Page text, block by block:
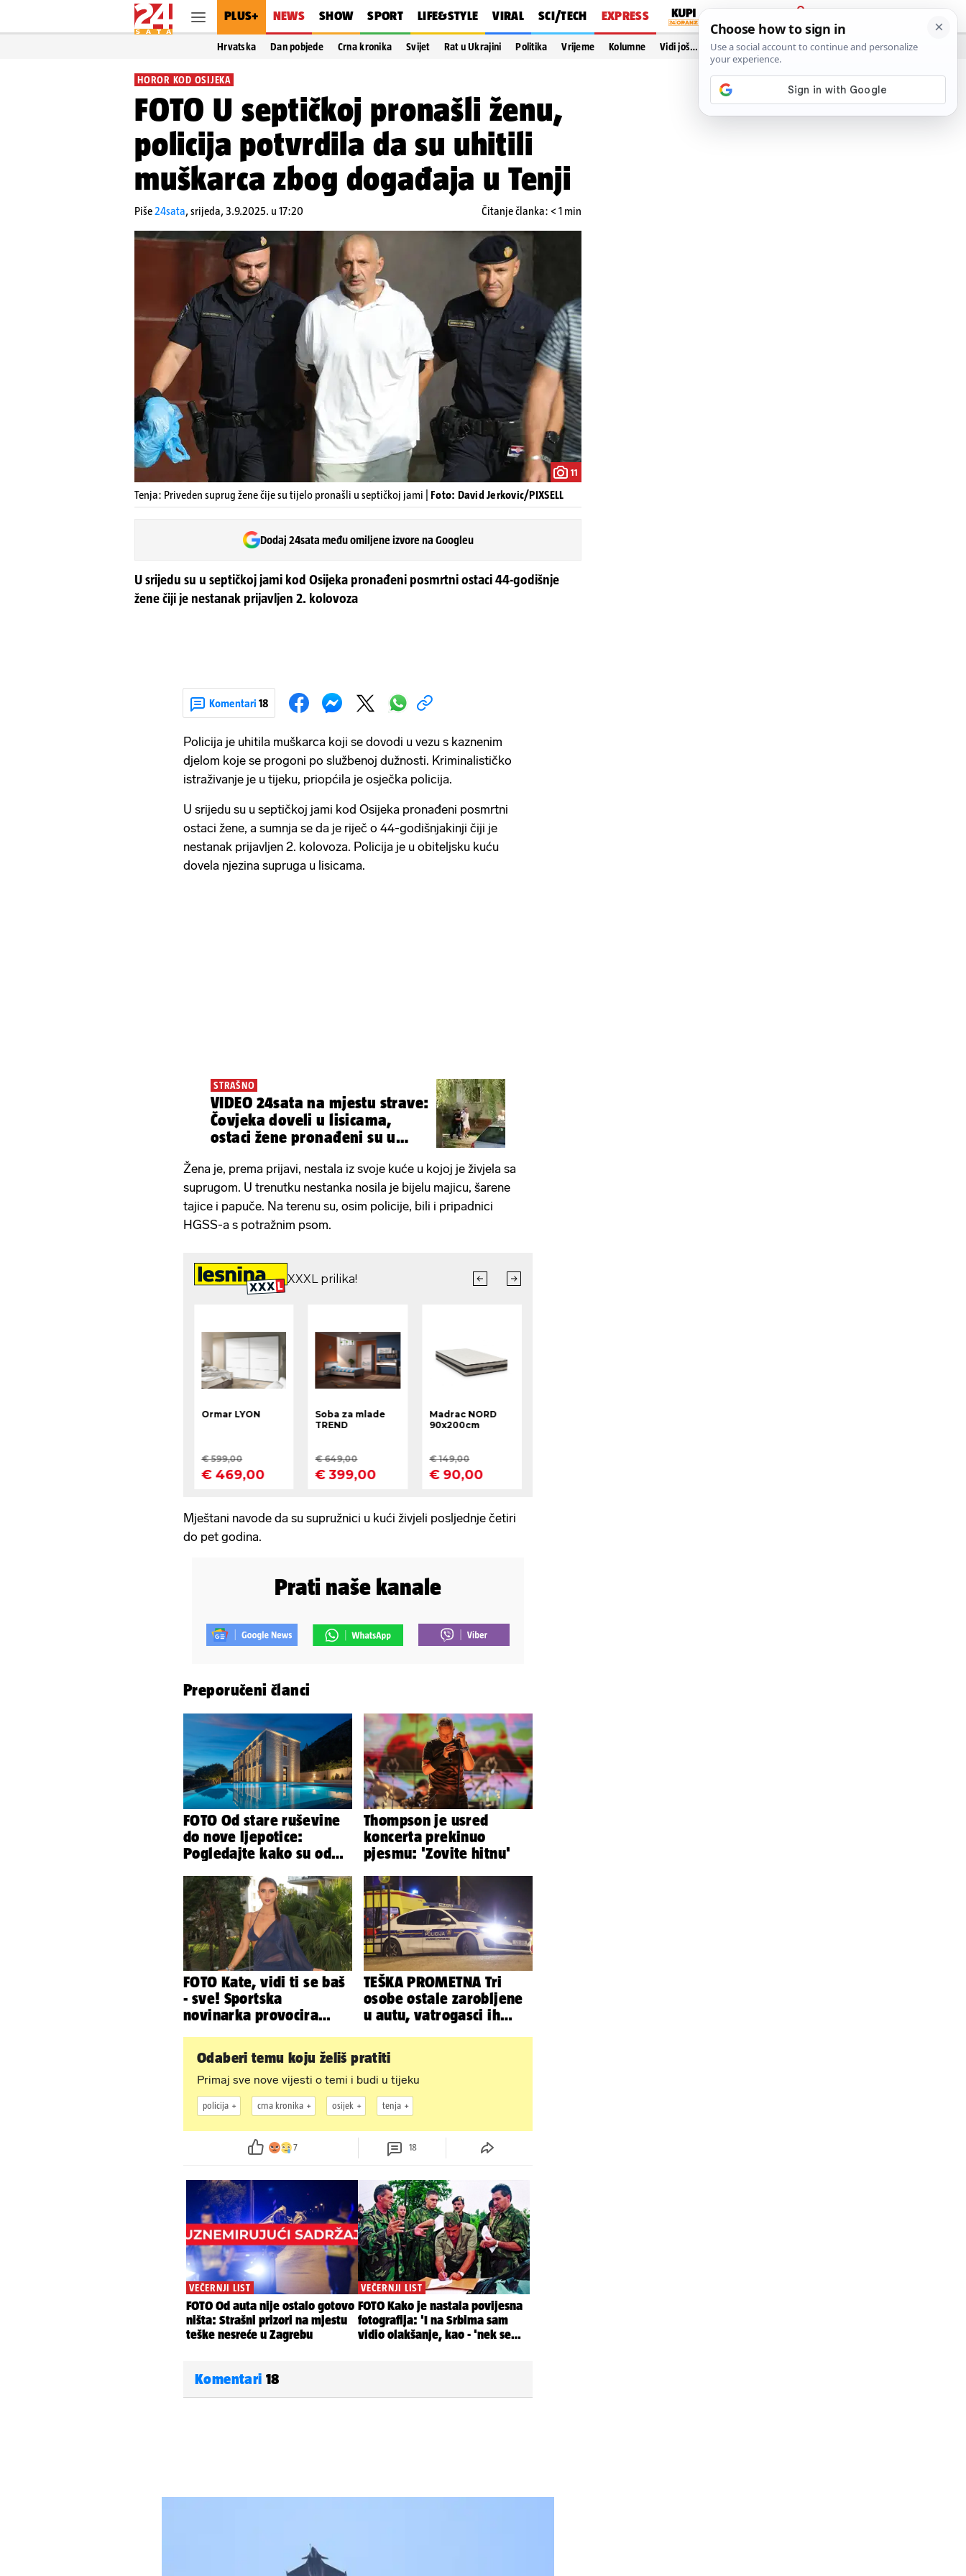
PLUS+ NEWS SHOW SPORT LIFE&STYLE VIRAL SCI/TECH EXPRESS
PRIJAVA
Hrvatska Dan pobjede Crna kronika Svijet Rat u Ukrajini Politika Vrijeme Kolumne Vidi još…
HOROR KOD OSIJEKA
FOTO U septičkoj pronašli ženu,
policija potvrdila da su uhitili
muškarca zbog događaja u Tenji
Piše24sata,srijeda, 3.9.2025. u 17:20 Čitanje članka: < 1 min
11
Tenja: Priveden suprug žene čije su tijelo pronašli u septičkoj jami | Foto: David Jerkovic/PIXSELL
Dodaj 24sata među omiljene izvore na Googleu
U srijedu su u septičkoj jami kod Osijeka pronađeni posmrtni ostaci 44-godišnje
žene čiji je nestanak prijavljen 2. kolovoza
Komentari 18
Policija je uhitila muškarca koji se dovodi u vezu s kaznenim
djelom koje se progoni po službenoj dužnosti. Kriminalističko
istraživanje je u tijeku, priopćila je osječka policija.
U srijedu su u septičkoj jami kod Osijeka pronađeni posmrtni
ostaci žene, a sumnja se da je riječ o 44-godišnjakinji čiji je
nestanak prijavljen 2. kolovoza. Policija je u obiteljsku kuću
dovela njezina supruga u lisicama.
STRAŠNO
VIDEO 24sata na mjestu strave:
Čovjeka doveli u lisicama,
ostaci žene pronađeni su u
Žena je, prema prijavi, nestala iz svoje kuće u kojoj je živjela sa
suprugom. U trenutku nestanka nosila je bijelu majicu, šarene
tajice i papuče. Na terenu su, osim policije, bili i pripadnici
HGSS-a s potražnim psom.
Mještani navode da su supružnici u kući živjeli posljednje četiri
do pet godina.
Prati naše kanale
Preporučeni članci
FOTO Od stare ruševine
do nove ljepotice:
Pogledajte kako su od
napravili vilu
Thompson je usred
koncerta prekinuo
pjesmu: 'Zovite hitnu'
FOTO Kate, vidi ti se baš
- sve! Sportska
novinarka provocira
TEŠKA PROMETNA Tri
osobe ostale zarobljene
u autu, vatrogasci ih
Odaberi temu koju želiš pratiti
Primaj sve nove vijesti o temi i budi u tijeku
policija crna kronika osijek tenja
7 18
Komentari 18